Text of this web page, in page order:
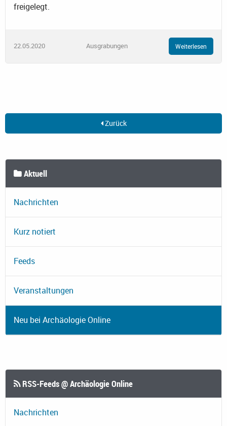
freigelegt.
22.05.2020 Ausgrabungen Weiterlesen
Zurück
Aktuell
Nachrichten
Kurz notiert
Feeds
Veranstaltungen
Neu bei Archäologie Online
RSS-Feeds @ Archäologie Online
Nachrichten